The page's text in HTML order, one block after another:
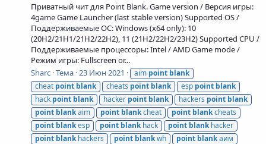
Приватный чит для Point Blank. Game version / Версия игры:
4game Game Launcher (last stable version) Supported OS /
Поддерживаемые ОС: Windows (x64 only): 10
(20H2/21H1/21H2/22H2), 11 (21H2/22H2/23H2) Supported CPU /
Поддерживаемые процессоры: Intel / AMD Game mode /
Режим игры: Fullscreen or...
Sharc Тема 23 Июн 2021 aim point blank
cheat point blank cheats point blank esp point blank
hack point blank hacker point blank hackers point blank
point blankaim point blankcheat point blankcheats
point blankesp point blankhack point blankhacker
point blankhackers point blankwh point blankаим